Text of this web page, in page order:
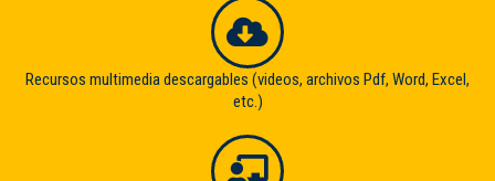
Recursos multimedia descargables (videos, archivos Pdf, Word, Excel,
etc.)